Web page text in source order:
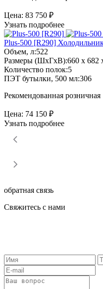
Цена: 83 750 ₽
Узнать подробнее
Plus-500 [R290]
Объем, л:522
Размеры (ШхГхВ):660 x 682
Количество полок:5
ПЭТ бутылки, 500 мл:306
Рекомендованная розничная
Цена: 74 150 ₽
Узнать подробнее
обратная связь
Свяжитесь с нами